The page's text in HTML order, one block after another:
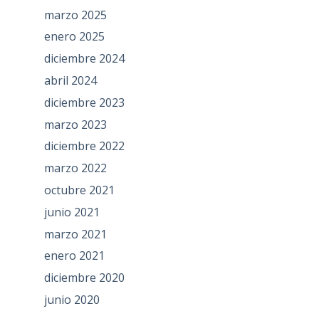
marzo 2025
enero 2025
diciembre 2024
abril 2024
diciembre 2023
marzo 2023
diciembre 2022
marzo 2022
octubre 2021
junio 2021
marzo 2021
enero 2021
diciembre 2020
junio 2020